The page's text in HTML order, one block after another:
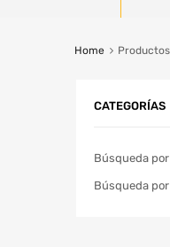
Home
CATEGORÍAS
Búsqueda
Búsqueda